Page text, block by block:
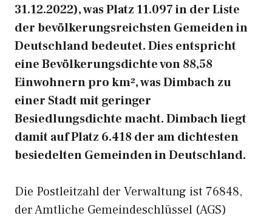
31.12.2022), was Platz 11.097 in der Liste
der bevölkerungsreichsten Gemeiden in
Deutschland bedeutet. Dies entspricht
eine Bevölkerungsdichte von 88,58
Einwohnern pro km², was Dimbach zu
einer Stadt mit geringer
Besiedlungsdichte macht. Dimbach liegt
damit auf Platz 6.418 der am dichtesten
besiedelten Gemeinden in Deutschland.
Die Postleitzahl der Verwaltung ist 76848,
der Amtliche Gemeindeschlüssel (AGS)